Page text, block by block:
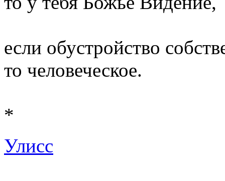
если обустройство
то человеческое.
*
Улисс